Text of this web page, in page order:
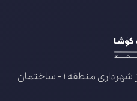
گیلان - رشت - معلم - بعد از شهرداری منطقه 1 - ساختمان